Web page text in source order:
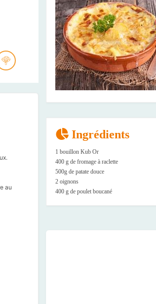
au
Ingrédients
1 bouillon Kub Or
400 g de fromage à raclette
500g de patate douce
2 oignons
400 g de poulet boucané